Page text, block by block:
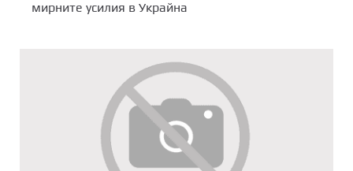
мирните усилия в Украйна